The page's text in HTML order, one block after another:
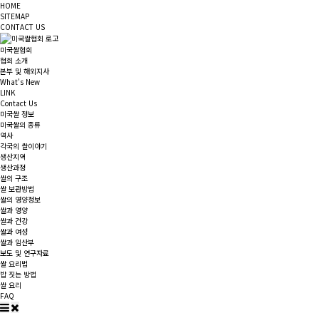
HOME
SITEMAP
CONTACT US
미국쌀협회
협회 소개
본부 및 해외지사
What's New
LINK
Contact Us
미국쌀 정보
미국쌀의 종류
역사
각국의 쌀이야기
생산지역
생산과정
쌀의 구조
쌀 보관방법
쌀의 영양정보
쌀과 영양
쌀과 건강
쌀과 여성
쌀과 임산부
보도 및 연구자료
쌀 요리법
밥 짓는 방법
쌀 요리
FAQ